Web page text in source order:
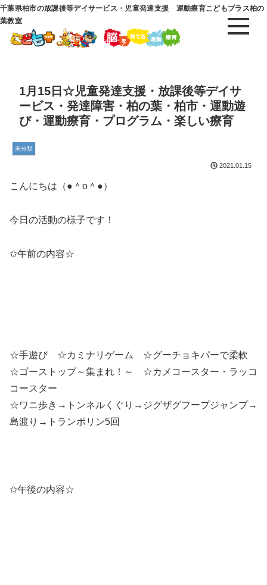
千葉県柏市の放課後等デイサービス・児童発達支援 運動療育こどもプラス柏の
葉教室
1月15日☆児童発達支援・放課後等デイサ
ービス・発達障害・柏の葉・柏市・運動遊
び・運動療育・プログラム・楽しい療育
未分類
2021.01.15
こんにちは（●＾o＾●）
今日の活動の様子です！
✩午前の内容☆
☆手遊び ☆カミナリゲーム ☆グーチョキパーで柔軟
☆ゴーストップ～集まれ！～ ☆カメコースター・ラッコ
コースター
☆ワニ歩き→トンネルくぐり→ジグザグフープジャンプ→
島渡り→トランポリン5回
✩午後の内容☆